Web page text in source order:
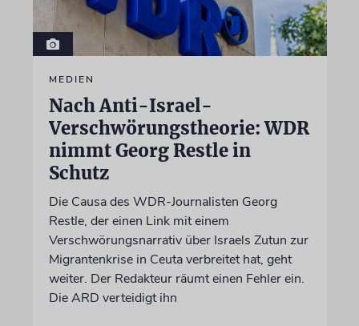
MEDIEN
Nach Anti-Israel-
Verschwörungstheorie: WDR
nimmt Georg Restle in
Schutz
Die Causa des WDR-Journalisten Georg
Restle, der einen Link mit einem
Verschwörungsnarrativ über Israels Zutun zur
Migrantenkrise in Ceuta verbreitet hat, geht
weiter. Der Redakteur räumt einen Fehler ein.
Die ARD verteidigt ihn